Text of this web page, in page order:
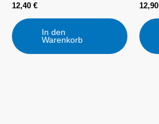
12,40 €
In den
Warenkorb
12,90